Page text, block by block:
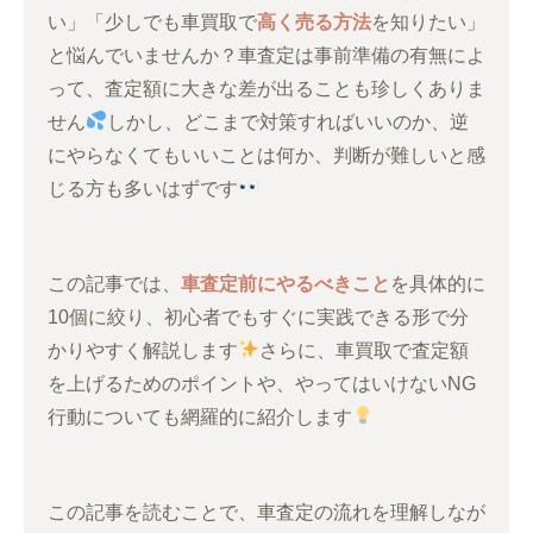
い」「少しでも車買取で高く売る方法を知りたい」
と悩んでいませんか？車査定は事前準備の有無によ
って、査定額に大きな差が出ることも珍しくありま
せん
しかし、どこまで対策すればいいのか、逆
にやらなくてもいいことは何か、判断が難しいと感
じる方も多いはずです
この記事では、 車査定前にやるべきこと を具体的に
10個に絞り、初心者でもすぐに実践できる形で分
かりやすく解説します
さらに、車買取で査定額
を上げるためのポイントや、やってはいけないNG
行動についても網羅的に紹介します
この記事を読むことで、車査定の流れを理解しなが